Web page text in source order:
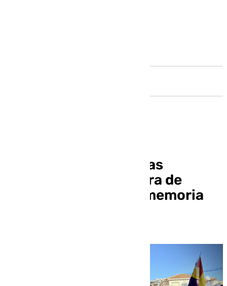
Más de 3.000 personas
recorrerán la carretera de
Málaga a Almería en memoria